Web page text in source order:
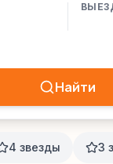
Найти
4 звезды 3